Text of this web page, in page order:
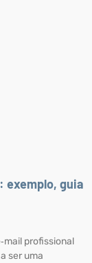
exemplo, guia
profissional
ser uma